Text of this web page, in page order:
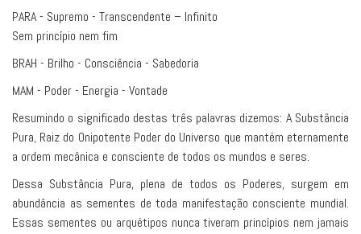
PARA - Supremo - Transcendente – Infinito
Sem princípio nem fim
BRAH - Brilho - Consciência - Sabedoria
MAM - Poder - Energia - Vontade
Resumindo o significado destas três palavras dizemos: A Substância
Pura, Raiz do Onipotente Poder do Universo que mantém eternamente
a ordem mecânica e consciente de todos os mundos e seres.
Dessa Substância Pura, plena de todos os Poderes, surgem em
abundância as sementes de toda manifestação consciente mundial.
Essas sementes ou arquétipos nunca tiveram princípios nem jamais